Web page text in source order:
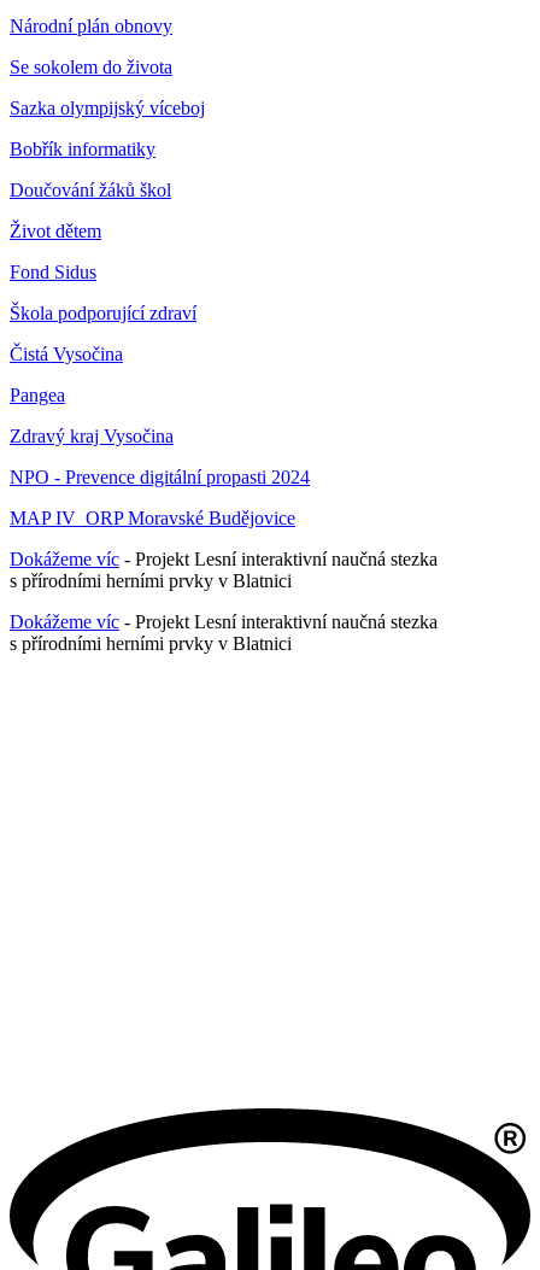
Národní plán obnovy
Se sokolem do života
Sazka olympijský víceboj
Bobřík informatiky
Doučování žáků škol
Život dětem
Fond Sidus
Škola podporující zdraví
Čistá Vysočina
Pangea
Zdravý kraj Vysočina
NPO - Prevence digitální propasti 2024
MAP IV_ORP Moravské Budějovice
Dokážeme víc - Projekt Lesní interaktivní naučná stezka
s přírodními herními prvky v Blatnici
Dokážeme víc - Projekt Lesní interaktivní naučná stezka
s přírodními herními prvky v Blatnici